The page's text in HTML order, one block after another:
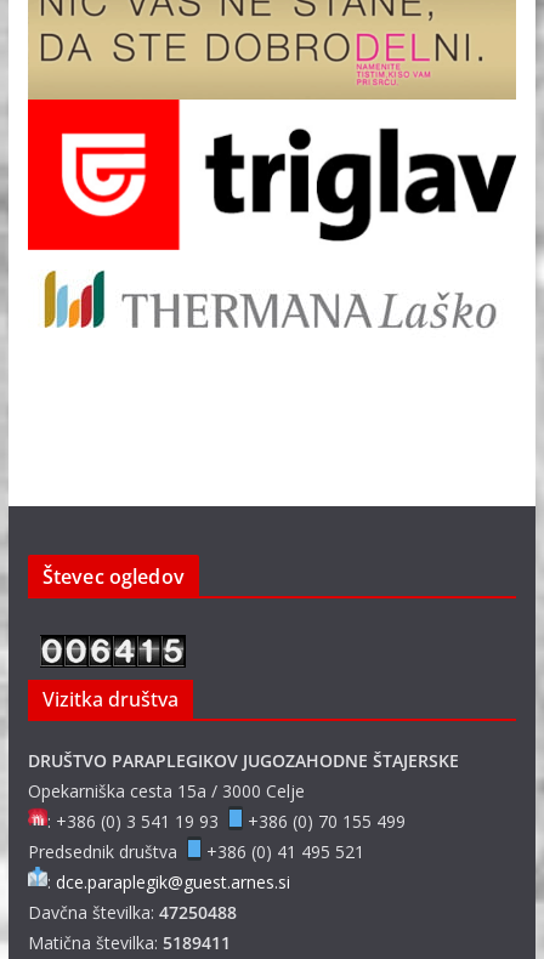
Števec ogledov
Vizitka društva
DRUŠTVO PARAPLEGIKOV JUGOZAHODNE ŠTAJERSKE
Opekarniška cesta 15a / 3000 Celje
: +386 (0) 3 541 19 93
+386 (0) 70 155 499
Predsednik društva
+386 (0) 41 495 521
: dce.paraplegik@guest.arnes.si
Davčna številka: 47250488
Matična številka: 5189411